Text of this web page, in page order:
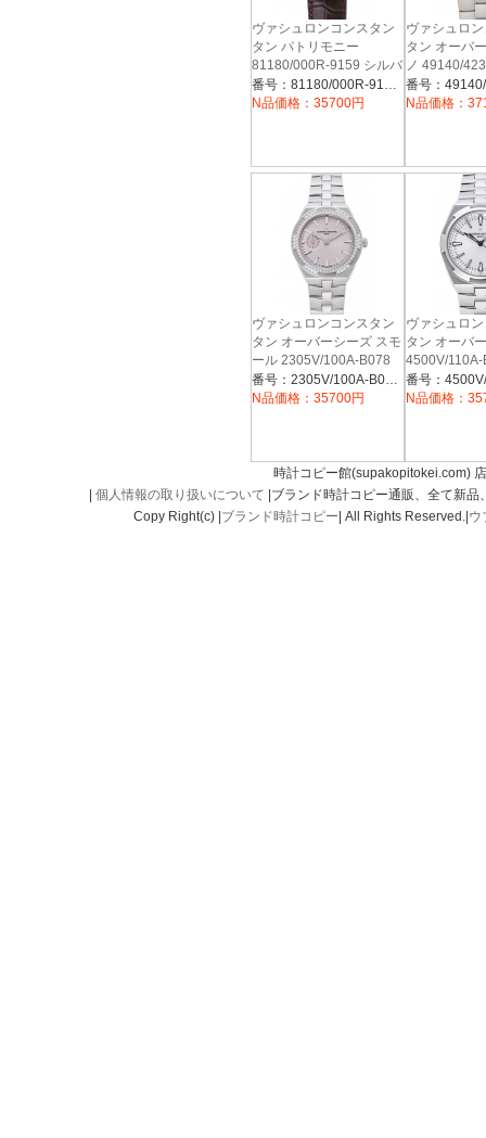
ヴァシュロンコンスタン
タン パトリモニー
81180/000R-9159 シルバ
ー
番号：81180/000R-9159
N品価格：35700円
ヴァシュロ
タン オーバ
ノ 49140/
ルバー
番号：
N品価格：
ヴァシュロンコンスタン
タン オーバーシーズ スモ
ール 2305V/100A-B078
ローズベージュ
番号：2305V/100A-B078
N品価格：35700円
ヴァシュロ
タン オーバ
4500V/
ー
N品価格：
時計コピー館(supakopitokei.com)
個人情報の取り扱いについて |ブランド時計コピー通販、全て新
Copy Right(c) | ブランド時計コピー | All Rights Reserved.| ウ